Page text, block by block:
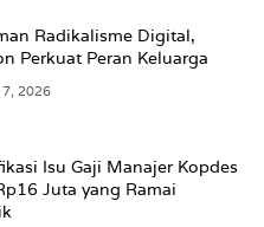
Radikalisme Digital,
Perkuat Peran Keluarga
7, 2026
Isu Gaji Manajer Kopdes
Juta yang Ramai